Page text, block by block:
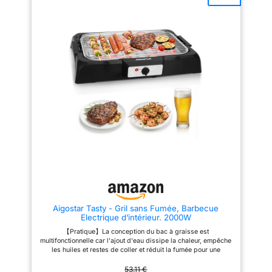
: une cuisine conviviale et
accessible à tous. NETTOYAGE
SANS EFFORT – Une conception
intelligente avec des
composants entièrement
amovibles. Profitez d'un
chaque utilisation, ce qui rend
ce barbecue électrique idéal
pour un usage quotidien
régulier. MOINS DE FUMÉE &
CHAUFFE RAPIDE – Le bac
griller de manière spontanée
COMPACT & PUISSANT – Avec
ses 2000W et sa surface de
cuisson de 38x22 cm, ce grill
électrique offre performance et
compacité. Son cordon
d'alimentation de 140 cm offre
pour une cuisson précise, de la
d'ingrédients 2 FOIS MOINS DE
FUMÉE : Bac à eau limitant
fumée et odeurs pour une
cuisson plus saine, idéale en
intérieur comme en extérieur,
toute l'année, sans gêne ni
projections NETTOYAGE FACILE
: Grille, plaque et bacs
entièrement amovibles et
compatibles lave-vaisselle pour
un nettoyage rapide et sans
réparateurs dans le monde pour
Aigostar Tasty - Gril sans Fumée, Barbecue
Electrique d’intérieur. 2000W
【Pratique】La conception du bac à graisse est
multifonctionnelle car l'ajout d'eau dissipe la chaleur, empêche
les huiles et restes de coller et réduit la fumée pour une
un nettoyage et un rangement pratiques. 【Puissant】Sa
53,11 €